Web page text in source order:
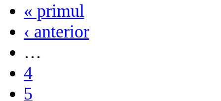
« primul
‹ anterior
…
4
5